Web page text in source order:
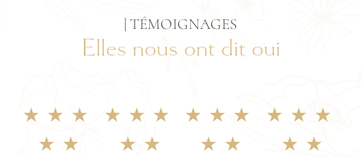
| TÉMOIGNAGES
Elles nous ont dit oui
★ ★ ★
★ ★
★ ★ ★
★ ★
★ ★ ★
★ ★
★ ★ ★
★ ★